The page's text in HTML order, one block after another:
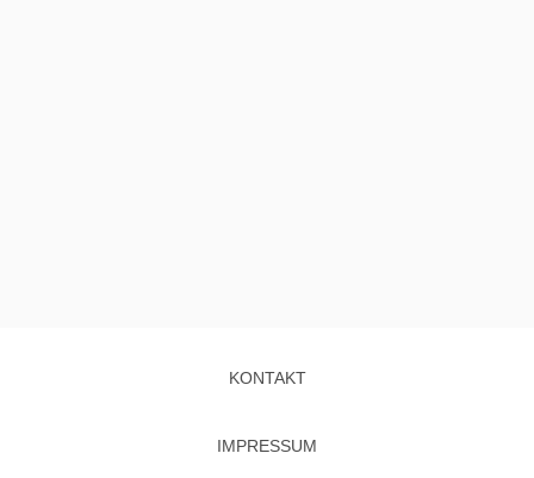
KONTAKT
IMPRESSUM